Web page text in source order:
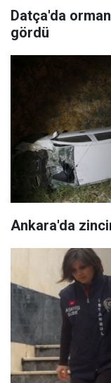
Datça'da
gördü
Ankara'da